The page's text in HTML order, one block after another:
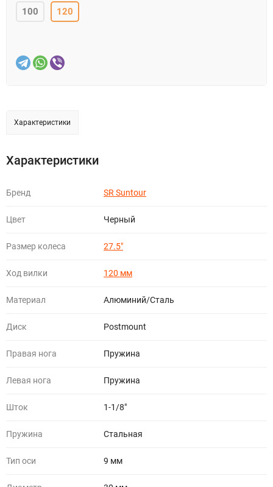
100 120
Характеристики
Характеристики
Бренд SR Suntour
Цвет Черный
Размер колеса 27.5"
Ход вилки 120 мм
Материал Алюминий/Cталь
Диск Postmount
Правая нога Пружина
Левая нога Пружина
Шток 1-1/8"
Пружина Стальная
Тип оси 9 мм